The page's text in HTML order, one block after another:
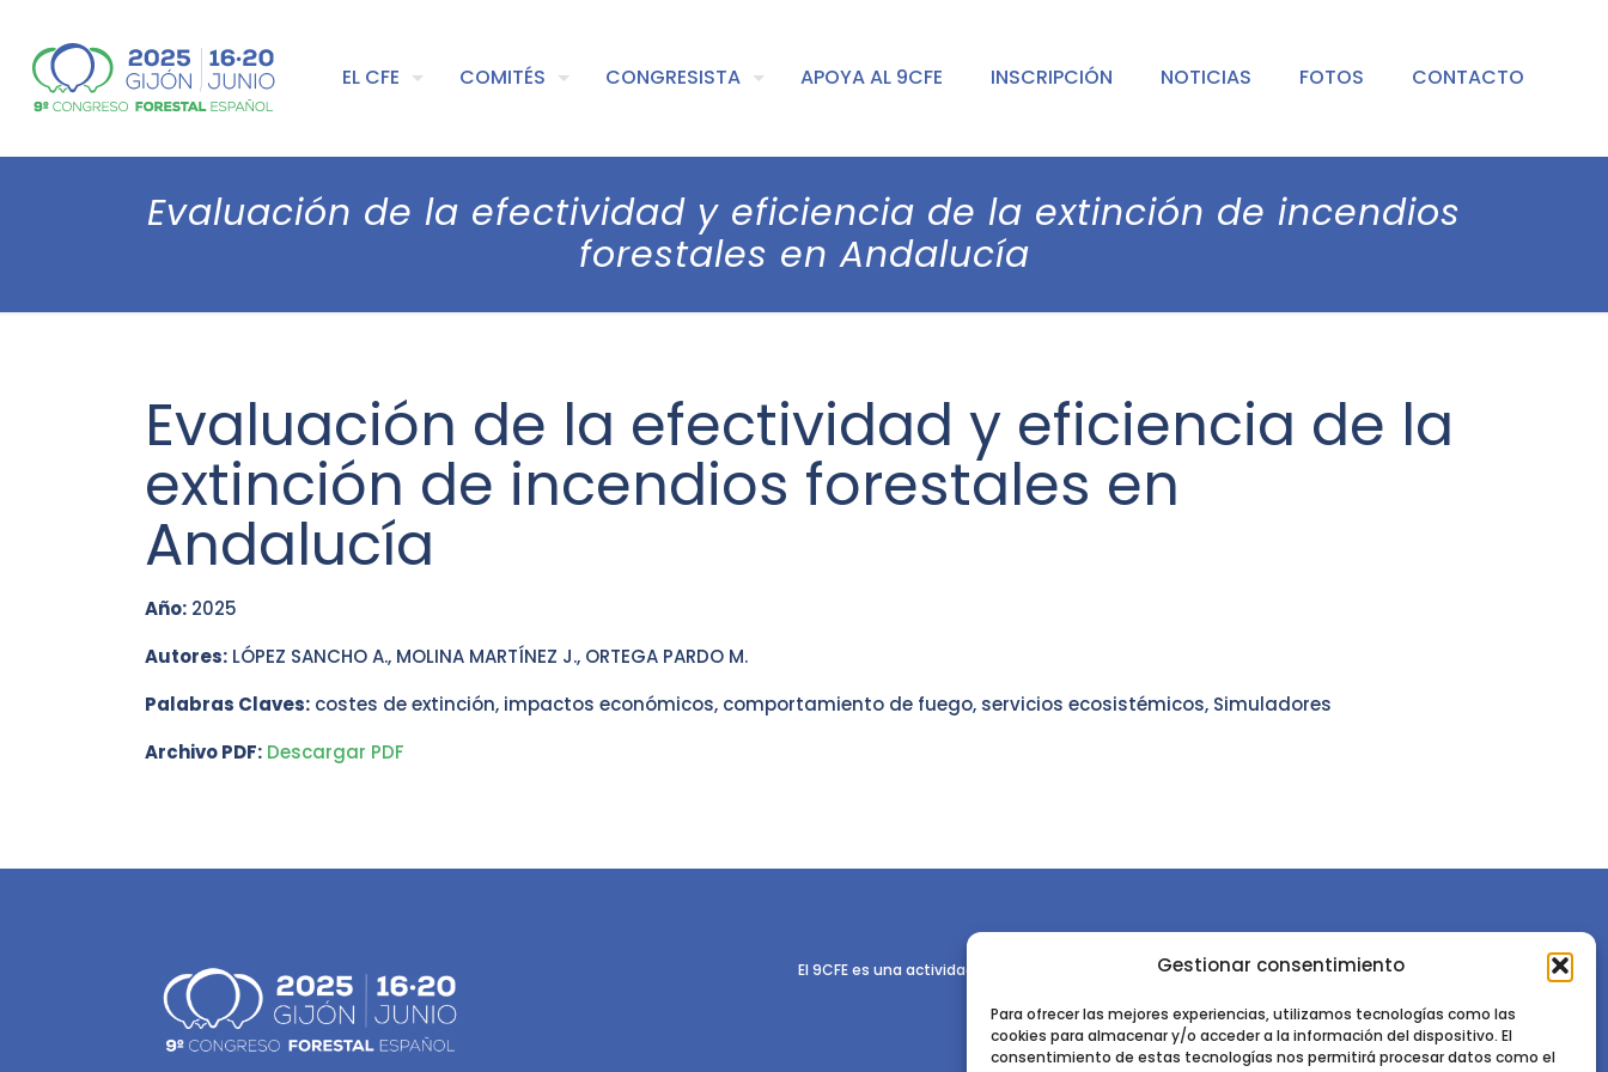
Gestionar consentimiento
Para ofrecer las mejores experiencias, utilizamos tecnologías como las
cookies para almacenar y/o acceder a la información del dispositivo. El
consentimiento de estas tecnologías nos permitirá procesar datos como el
EL CFE COMITÉS CONGRESISTA APOYA AL 9CFE INSCRIPCIÓN NOTICIAS FOTOS CONTACTO
Evaluación de la efectividad y eficiencia de la extinción de incendios
forestales en Andalucía
Evaluación de la efectividad y eficiencia de la
extinción de incendios forestales en
Andalucía
Año: 2025
Autores: LÓPEZ SANCHO A., MOLINA MARTÍNEZ J., ORTEGA PARDO M.
Palabras Claves: costes de extinción, impactos económicos, comportamiento de fuego, servicios ecosistémicos, Simuladores
Archivo PDF: Descargar PDF
El 9CFE es una actividad promovida por la Sociedad Española de Ciencias Forestales
Instituto de Ciencias Forestales, INIA-CSIC
Ctra. de la Coruña km 7,5 - 28040 Madrid